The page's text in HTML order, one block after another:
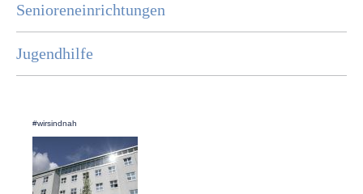
Senioreneinrichtungen
Jugendhilfe
#wirsindnah